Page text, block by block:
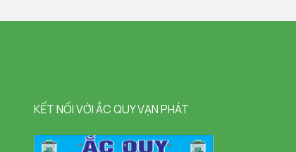
KẾT NỐI VỚI ẮC QUY VẠN PHÁT